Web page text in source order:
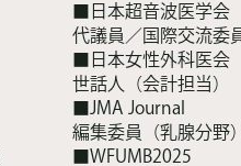
■日本超音波医学会
代議員／国際交流委
■日本女性外科医会
世話人（会計担当）
■JMA Journal
編集委員（乳腺分野
■WFUMB2025